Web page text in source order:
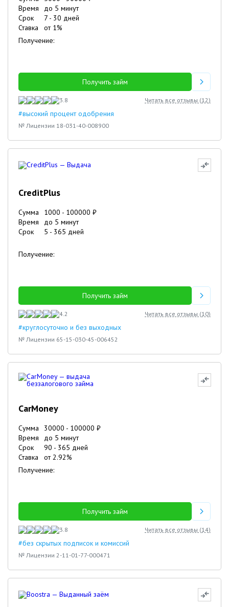
Время
до 5 минут
Срок
7 - 30 дней
Ставка
от 1%
Получение:
Получить займ
3.8 Читать все отзывы (12)
#высокий процент одобрения
№ Лицензии 18-031-40-008900
CreditPlus
Сумма 1000 - 100000 ₽
Время
до 5 минут
Срок
5 - 365 дней
Получение:
Получить займ
4.2 Читать все отзывы (10)
#круглосуточно и без выходных
№ Лицензии 65-15-030-45-006452
CarMoney
Сумма 30000 - 100000 ₽
Время
до 5 минут
Срок
90 - 365 дней
Ставка
от2.92%
Получение:
Получить займ
3.8 Читать все отзывы (14)
#без скрытых подписок и комиссий
№ Лицензии 2-11-01-77-000471